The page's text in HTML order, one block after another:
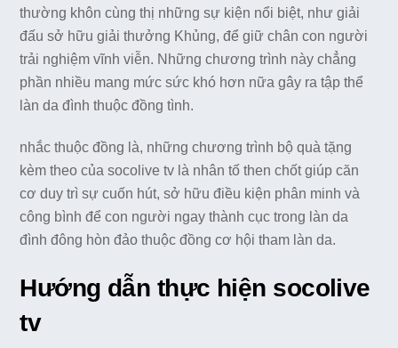
thường khôn cùng thị những sự kiện nổi biệt, như giải
đấu sở hữu giải thưởng Khủng, để giữ chân con người
trải nghiệm vĩnh viễn. Những chương trình này chẳng
phần nhiều mang mức sức khó hơn nữa gây ra tập thể
làn da đình thuộc đồng tình.
nhắc thuộc đồng là, những chương trình bộ quà tặng
kèm theo của socolive tv là nhân tố then chốt giúp căn
cơ duy trì sự cuốn hút, sở hữu điều kiện phân minh và
công bình để con người ngay thành cục trong làn da
đình đông hòn đảo thuộc đồng cơ hội tham làn da.
Hướng dẫn thực hiện socolive
tv